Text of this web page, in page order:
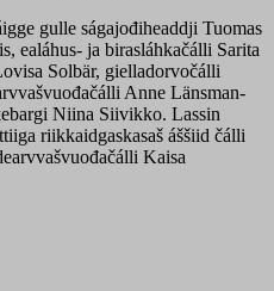
gulle ságajođiheaddji Tuomas
ealáhus- ja birasláhkačálli Sarita
Solbär, gielladorvočálli
Anne Länsman-
Niina Siivikko. Lassin
riikkaidgaskasaš áššiid čálli
Kaisa